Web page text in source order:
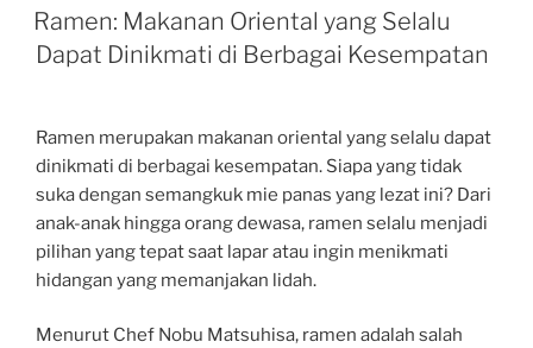
ON
Ramen: Makanan Oriental yang Selalu
Dapat Dinikmati di Berbagai Kesempatan
Ramen merupakan makanan oriental yang selalu dapat
dinikmati di berbagai kesempatan. Siapa yang tidak
suka dengan semangkuk mie panas yang lezat ini? Dari
anak-anak hingga orang dewasa, ramen selalu menjadi
pilihan yang tepat saat lapar atau ingin menikmati
hidangan yang memanjakan lidah.
Menurut Chef Nobu Matsuhisa, ramen adalah salah